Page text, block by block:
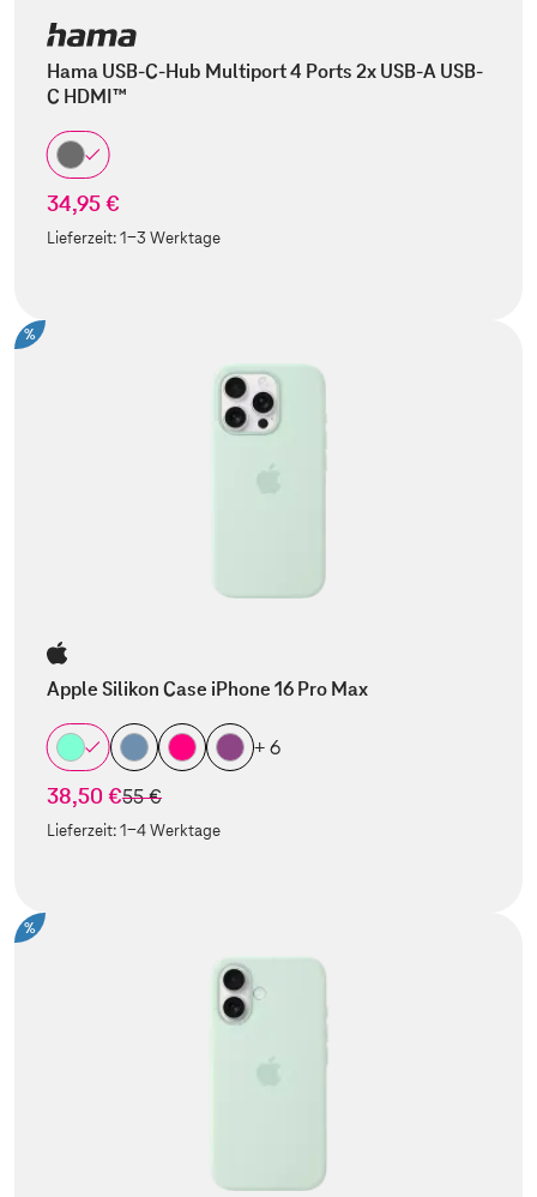
Hama USB-C-Hub Multiport 4 Ports 2x USB-A USB-
C HDMI™
34,95 €
Lieferzeit:1-3 Werktage
%
Apple Silikon Case iPhone 16 Pro Max
+ 6
38,50 €statt
55 €
Lieferzeit:1-4 Werktage
%